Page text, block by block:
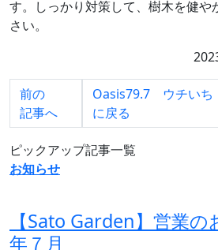
す。しっかり対策して、樹木を健や
さい。
前の
記事へ
Oasis79.7 ウチいち
に戻る
ピックアップ記事一覧
お知らせ
【Sato Garden】営業の
年７月